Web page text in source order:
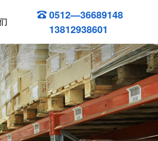
0512—36689148
13812938601